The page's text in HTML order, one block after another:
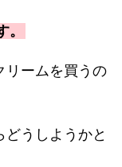
リームを買うの
うしようかと